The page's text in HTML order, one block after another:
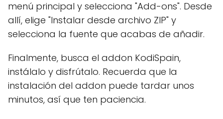
menú principal y selecciona "Add-ons". Desde
allí, elige "Instalar desde archivo ZIP" y
selecciona la fuente que acabas de añadir.
Finalmente, busca el addon KodiSpain,
instálalo y disfrútalo. Recuerda que la
instalación del addon puede tardar unos
minutos, así que ten paciencia.